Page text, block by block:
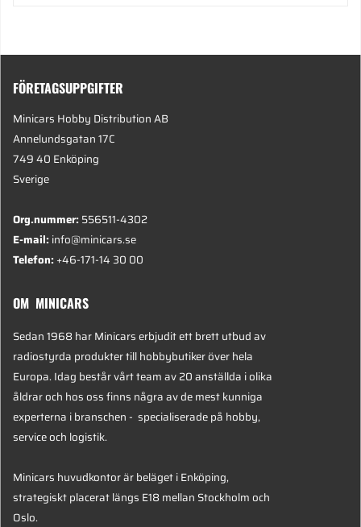
FÖRETAGSUPPGIFTER
Minicars Hobby Distribution AB
Annelundsgatan 17C
749 40 Enköping
Sverige
Org.nummer:556511-4302
E-mail:info@minicars.se
Telefon:+46-171-14 30 00
OM MINICARS
Sedan 1968 har Minicars erbjudit ett brett utbud av
radiostyrda produkter till hobbybutiker över hela
Europa. Idag består vårt team av 20 anställda i olika
åldrar och hos oss finns några av de mest kunniga
experterna i branschen - specialiserade på hobby,
service och logistik.
Minicars huvudkontor är beläget i Enköping,
strategiskt placerat längs E18 mellan Stockholm och
Oslo.